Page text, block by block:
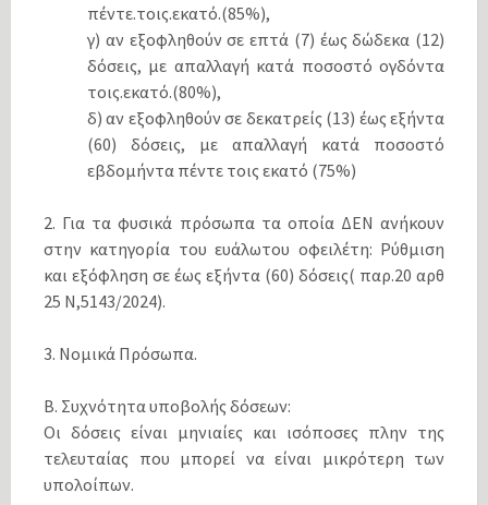
πέντε.τοις.εκατό.(85%),
γ) αν εξοφληθούν σε επτά (7) έως δώδεκα (12)
δόσεις, με απαλλαγή κατά ποσοστό ογδόντα
τοις.εκατό.(80%),
δ) αν εξοφληθούν σε δεκατρείς (13) έως εξήντα
(60) δόσεις, με απαλλαγή κατά ποσοστό
εβδομήντα πέντε τοις εκατό (75%)
2. Για τα φυσικά πρόσωπα τα οποία ΔΕΝ ανήκουν
στην κατηγορία του ευάλωτου οφειλέτη: Ρύθμιση
και εξόφληση σε έως εξήντα (60) δόσεις( παρ.20 αρθ
25 Ν,5143/2024).
3. Νομικά Πρόσωπα.
Β. Συχνότητα υποβολής δόσεων:
Οι δόσεις είναι μηνιαίες και ισόποσες πλην της
τελευταίας που μπορεί να είναι μικρότερη των
υπολοίπων.